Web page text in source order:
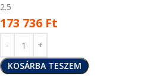
2.5
173 736 Ft
KOSÁRBA TESZEM